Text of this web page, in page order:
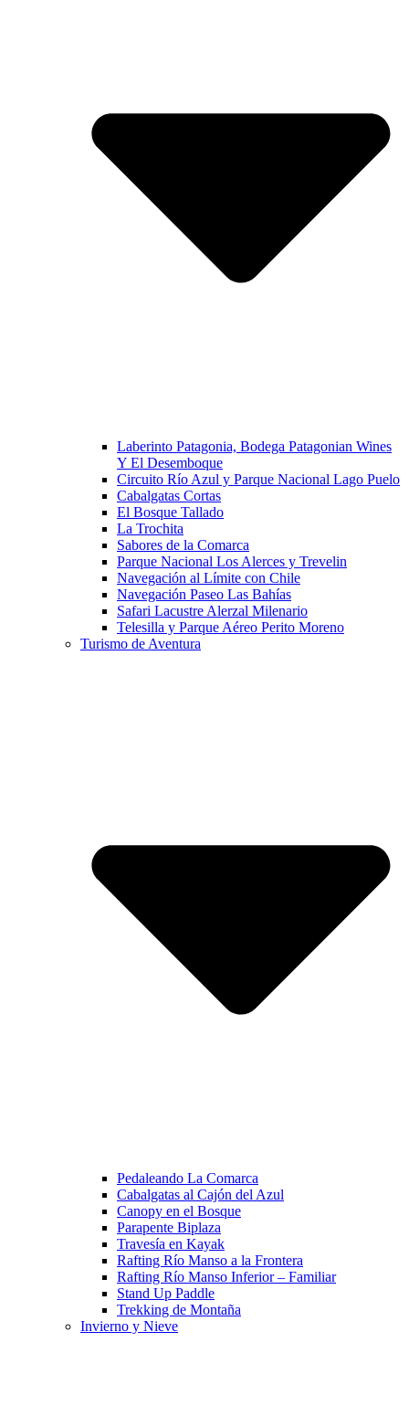
Laberinto Patagonia, Bodega Patagonian Wines
Y El Desemboque
Circuito Río Azul y Parque Nacional Lago Puelo
Cabalgatas Cortas
El Bosque Tallado
La Trochita
Sabores de la Comarca
Parque Nacional Los Alerces y Trevelin
Navegación al Límite con Chile
Navegación Paseo Las Bahías
Safari Lacustre Alerzal Milenario
Telesilla y Parque Aéreo Perito Moreno
Turismo de Aventura
Pedaleando La Comarca
Cabalgatas al Cajón del Azul
Canopy en el Bosque
Parapente Biplaza
Travesía en Kayak
Rafting Río Manso a la Frontera
Rafting Río Manso Inferior – Familiar
Stand Up Paddle
Trekking de Montaña
Invierno y Nieve